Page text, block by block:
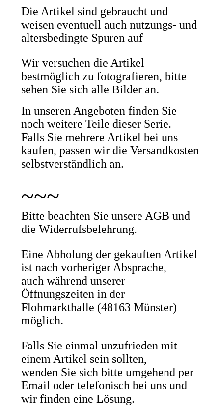
Die Artikel sind gebraucht und
weisen eventuell auch nutzungs- und
altersbedingte Spuren auf
Wir versuchen die Artikel
bestmöglich zu fotografieren, bitte
sehen Sie sich alle Bilder an.
In unseren Angeboten finden Sie
noch weitere Teile dieser Serie.
Falls Sie mehrere Artikel bei uns
kaufen, passen wir die Versandkosten
selbstverständlich an.
~~~
Bitte beachten Sie unsere AGB und
die Widerrufsbelehrung.
Eine Abholung der gekauften Artikel
ist nach vorheriger Absprache,
auch während unserer
Öffnungszeiten in der
Flohmarkthalle (48163 Münster)
möglich.
Falls Sie einmal unzufrieden mit
einem Artikel sein sollten,
wenden Sie sich bitte umgehend per
Email oder telefonisch bei uns und
wir finden eine Lösung.